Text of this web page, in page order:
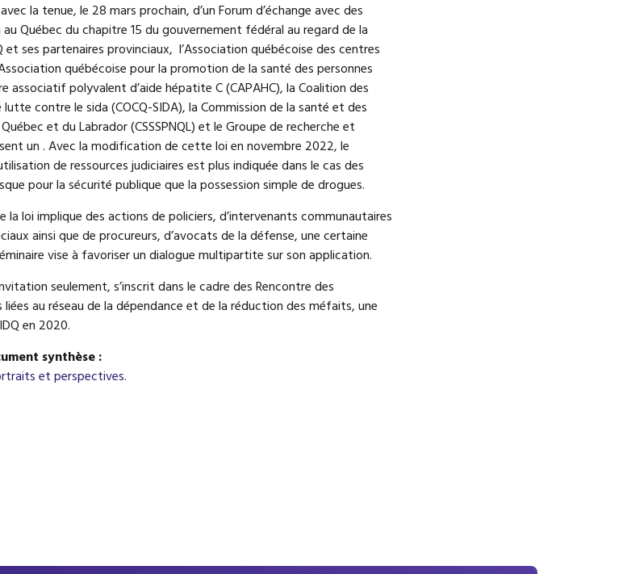
la tenue, le 28 mars prochain, d’un Forum d’échange avec des
Québec du chapitre 15 du gouvernement fédéral au regard de la
et ses partenaires provinciaux, l’Association québécoise des centres
québécoise pour la promotion de la santé des personnes
associatif polyvalent d’aide hépatite C (CAPAHC), la Coalition des
contre le sida (COCQ-SIDA), la Commission de la santé et des
et du Labrador (CSSSPNQL) et le Groupe de recherche et
un . Avec la modification de cette loi en novembre 2022, le
de ressources judiciaires est plus indiquée dans le cas des
pour la sécurité publique que la possession simple de drogues.
loi implique des actions de policiers, d’intervenants communautaires
ainsi que de procureurs, d’avocats de la défense, une certaine
vise à favoriser un dialogue multipartite sur son application.
seulement, s’inscrit dans le cadre des Rencontre des
au réseau de la dépendance et de la réduction des méfaits, une
en 2020.
synthèse :
et perspectives.